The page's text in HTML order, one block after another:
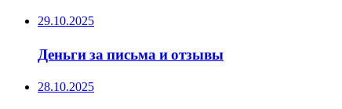
29.10.2025
Деньги за письма и отзывы
28.10.2025